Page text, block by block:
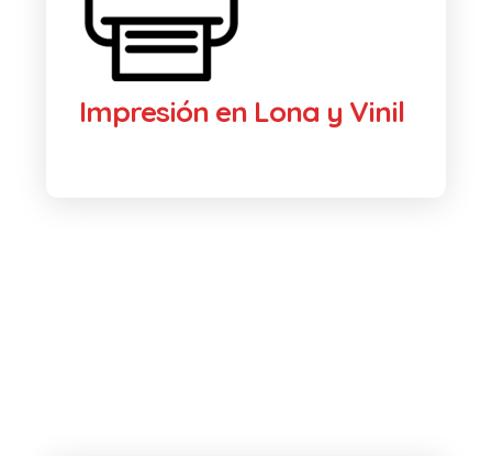
Impresión en Lona y Vinil